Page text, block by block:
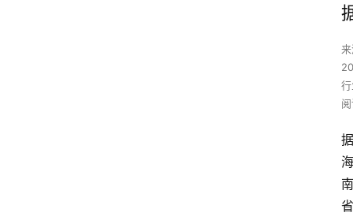
据
海
南
省